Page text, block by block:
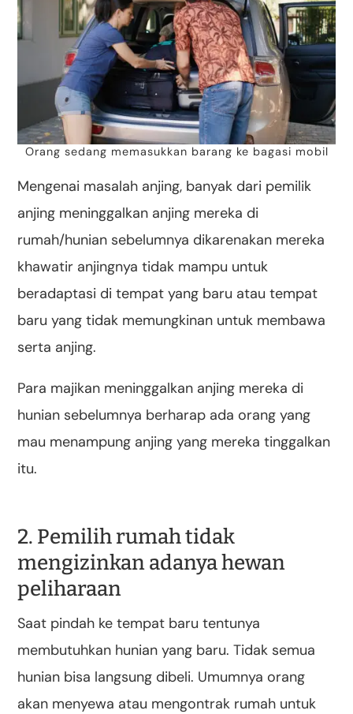
Orang sedang memasukkan barang ke bagasi mobil
Mengenai masalah anjing, banyak dari pemilik
anjing meninggalkan anjing mereka di
rumah/hunian sebelumnya dikarenakan mereka
khawatir anjingnya tidak mampu untuk
beradaptasi di tempat yang baru atau tempat
baru yang tidak memungkinan untuk membawa
serta anjing.
Para majikan meninggalkan anjing mereka di
hunian sebelumnya berharap ada orang yang
mau menampung anjing yang mereka tinggalkan
itu.
2. Pemilih rumah tidak
mengizinkan adanya hewan
peliharaan
Saat pindah ke tempat baru tentunya
membutuhkan hunian yang baru. Tidak semua
hunian bisa langsung dibeli. Umumnya orang
akan menyewa atau mengontrak rumah untuk